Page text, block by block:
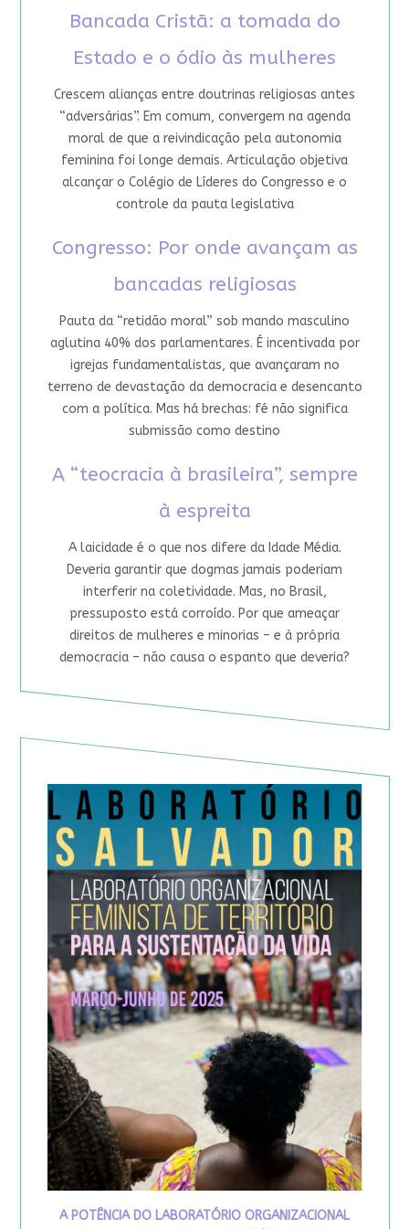
Bancada Cristã: a tomada do
Estado e o ódio às mulheres
Crescem alianças entre doutrinas religiosas antes
“adversárias”. Em comum, convergem na agenda
moral de que a reivindicação pela autonomia
feminina foi longe demais. Articulação objetiva
alcançar o Colégio de Líderes do Congresso e o
controle da pauta legislativa
Congresso: Por onde avançam as
bancadas religiosas
Pauta da “retidão moral” sob mando masculino
aglutina 40% dos parlamentares. É incentivada por
igrejas fundamentalistas, que avançaram no
terreno de devastação da democracia e desencanto
com a política. Mas há brechas: fé não significa
submissão como destino
A “teocracia à brasileira”, sempre
à espreita
A laicidade é o que nos difere da Idade Média.
Deveria garantir que dogmas jamais poderiam
interferir na coletividade. Mas, no Brasil,
pressuposto está corroído. Por que ameaçar
direitos de mulheres e minorias – e à própria
democracia – não causa o espanto que deveria?
A POTÊNCIA DO LABORATÓRIO ORGANIZACIONAL